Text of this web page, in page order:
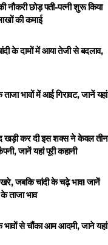
नौकरी छोड़ पती-पत्नी शुरू किया
की कमाई
के दामों में आया तेजी से बदलाव,
ताजा भावों में आई गिरावट, जानें यहां
कर दी इस शक्स ने केवल तीन
जानें यहां पूरी कहानी
जबकि चांदी के चढ़े भाव! जानें
ताजा भाव
भावों से चौंका आम आदमी, जाने यहां